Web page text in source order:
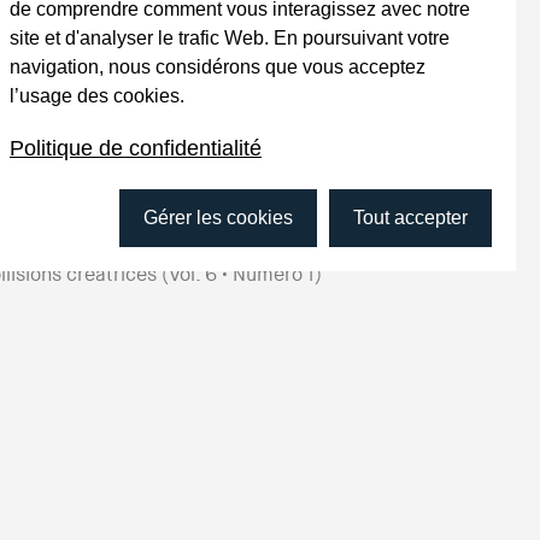
social à la dérive(Vol.9• Numéro2)
imposés, territoires d’entraide(Vol.9
1)
les (in)égalités
qui se fait ailleurs(Vol.8• Numéro
citoyennes
du cadre
(Vol.7• Numéro1)
à la source(Vol.6• Numéro2 )
créatrices (Vol. 6 • Numéro 1)
de comprendre comment vous interagissez avec notre
site et d'analyser le trafic Web. En poursuivant votre
navigation, nous considérons que vous acceptez
l’usage des cookies.
Politique de confidentialité
Gérer les cookies Tout accepter